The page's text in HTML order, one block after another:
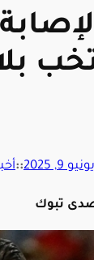
يونيو 9, 2025 ::
تبوك